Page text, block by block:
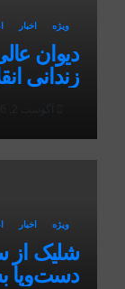
ویژه اخبار
دیوان
زندانی
ویژه اخبار
شلیک از
دست‌وپا